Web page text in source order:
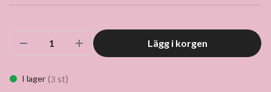
Lägg i korgen
I lager (3 st)